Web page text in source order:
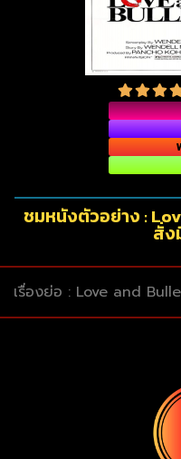
ชมหนังตัวอย่าง :
สั่ง
เรื่องย่อ : Love and